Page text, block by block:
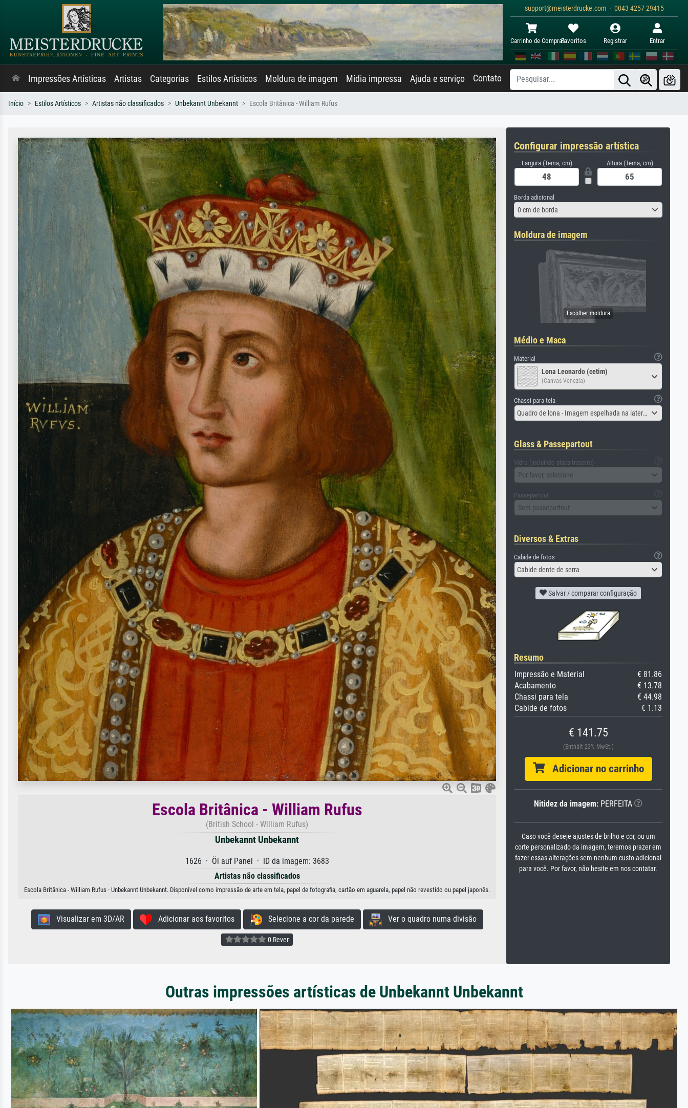
support@meisterdrucke.com · 0043 4257 29415
Carrinho de ComprasFavoritos Registrar Entrar
Impressões Artísticas Artistas Categorias Estilos Artísticos Moldura de imagem Mídia impressa Ajuda e serviço Contato
Início Estilos Artísticos Artistas não classificados Unbekannt Unbekannt Escola Britânica - William Rufus
Escola Britânica - William Rufus
(British School - William Rufus)
Unbekannt Unbekannt
1626 · Öl auf Panel · ID da imagem: 3683
Artistas não classificados
Escola Britânica - William Rufus · Unbekannt Unbekannt. Disponível como impressão de arte em tela, papel de fotografia, cartão em aguarela, papel não revestido ou papel japonês.
Visualizar em 3D/AR Adicionar aos favoritos Selecione a cor da parede Ver o quadro numa divisão
0 Rever
Configurar impressão artística
Largura (Tema, cm) Altura (Tema, cm)
Borda adicional
0 cm de borda
Moldura de imagem
Médio e Maca
Material
Lona Leonardo (cetim)
(Canvas Venezia)
Chassi para tela
Quadro de lona - Imagem espelhada na lateral
Glass & Passepartout
Vidro (incluindo placa traseira)
Por favor, selecione
Passepartout
Sem passepartout
Diversos & Extras
Cabide de fotos
Cabide dente de serra
Salvar / comparar configuração
Resumo
Impressão e Material
€ 81.86
Acabamento
€ 13.78
Chassi para tela
€ 44.98
Cabide de fotos
€ 1.13
€ 141.75
(Enthält 23% MwSt.)
Adicionar no carrinho
Nitidez da imagem: PERFEITA
Caso você deseje ajustes de brilho e cor, ou um
corte personalizado da imagem, teremos prazer em
fazer essas alterações sem nenhum custo adicional
para você. Por favor, não hesite em nos contatar.
Outras impressões artísticas de Unbekannt Unbekannt